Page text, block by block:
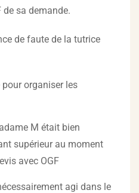
de sa demande.
de faute de la tutrice
organiser les
M était bien
supérieur au moment
avec OGF
agi dans le